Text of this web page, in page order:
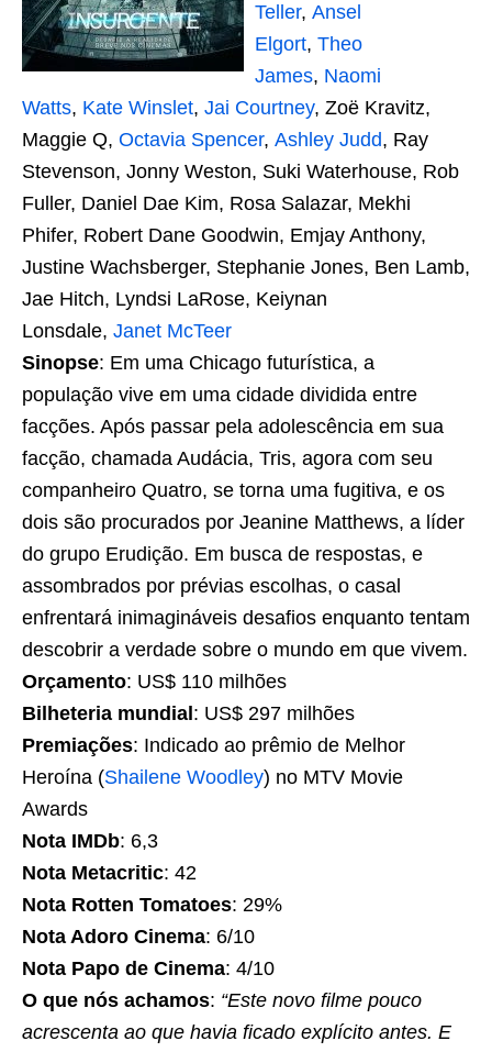
Teller, Ansel
Elgort, Theo
James, Naomi
Watts, Kate Winslet, Jai Courtney, Zoë Kravitz,
Maggie Q, Octavia Spencer, Ashley Judd, Ray
Stevenson, Jonny Weston, Suki Waterhouse, Rob
Fuller, Daniel Dae Kim, Rosa Salazar, Mekhi
Phifer, Robert Dane Goodwin, Emjay Anthony,
Justine Wachsberger, Stephanie Jones, Ben Lamb,
Jae Hitch, Lyndsi LaRose, Keiynan
Lonsdale, Janet McTeer
Sinopse: Em uma Chicago futurística, a
população vive em uma cidade dividida entre
facções. Após passar pela adolescência em sua
facção, chamada Audácia, Tris, agora com seu
companheiro Quatro, se torna uma fugitiva, e os
dois são procurados por Jeanine Matthews, a líder
do grupo Erudição. Em busca de respostas, e
assombrados por prévias escolhas, o casal
enfrentará inimagináveis desafios enquanto tentam
descobrir a verdade sobre o mundo em que vivem.
Orçamento: US$ 110 milhões
Bilheteria mundial : US$ 297 milhões
Premiações: Indicado ao prêmio de Melhor
Heroína (Shailene Woodley) no MTV Movie
Awards
Nota IMDb: 6,3
Nota Metacritic: 42
Nota Rotten Tomatoes: 29%
Nota Adoro Cinema: 6/10
Nota Papo de Cinema: 4/10
O que nós achamos: “Este novo filme pouco
acrescenta ao que havia ficado explícito antes. E